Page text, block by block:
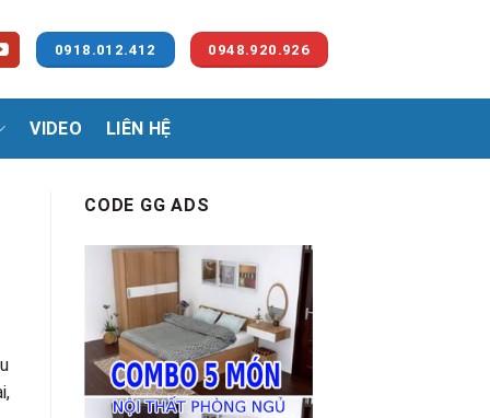
0918.012.412 0948.920.926
VIDEO LIÊN HỆ
CODE GG ADS